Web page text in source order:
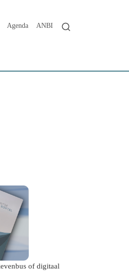
Agenda ANBI
of digitaal